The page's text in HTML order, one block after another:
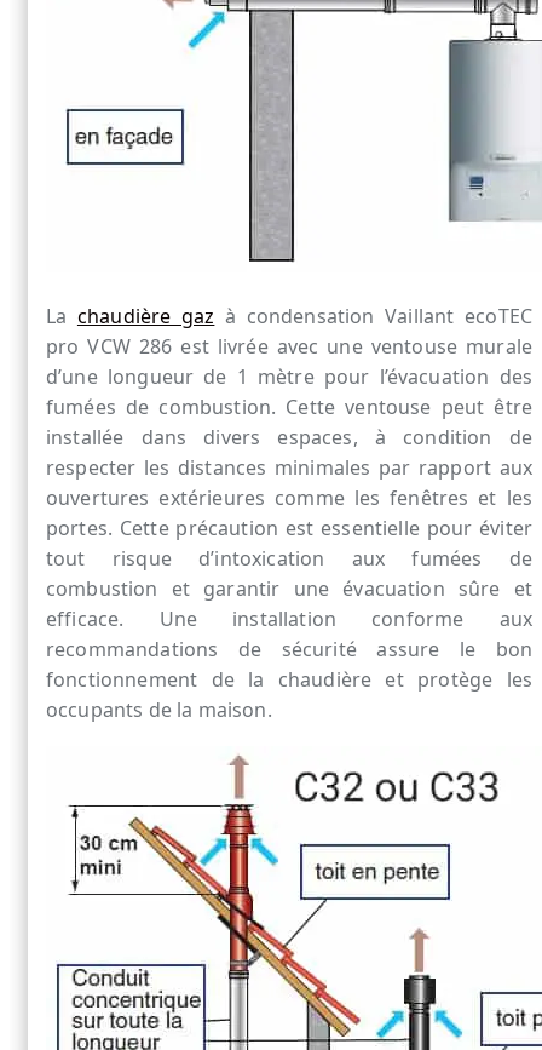
La chaudière gaz à condensation Vaillant ecoTEC
pro VCW 286 est livrée avec une ventouse murale
d’une longueur de 1 mètre pour l’évacuation des
fumées de combustion. Cette ventouse peut être
installée dans divers espaces, à condition de
respecter les distances minimales par rapport aux
ouvertures extérieures comme les fenêtres et les
portes. Cette précaution est essentielle pour éviter
tout risque d’intoxication aux fumées de
combustion et garantir une évacuation sûre et
efficace. Une installation conforme aux
recommandations de sécurité assure le bon
fonctionnement de la chaudière et protège les
occupants de la maison.